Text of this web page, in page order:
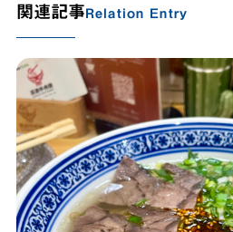
関連記事Relation Entry